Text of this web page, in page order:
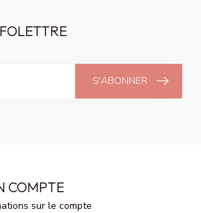
S'ABONNER
COMPTE
sur le compte